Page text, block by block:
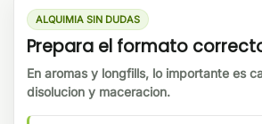
ALQUIMIA SIN DUDAS
Prepara el formato
En aromas y longfills, lo importante es
disolucion y maceracion.